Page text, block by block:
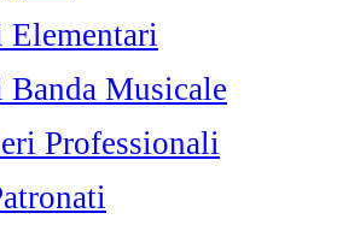
Elementari
Banda Musicale
Professionali